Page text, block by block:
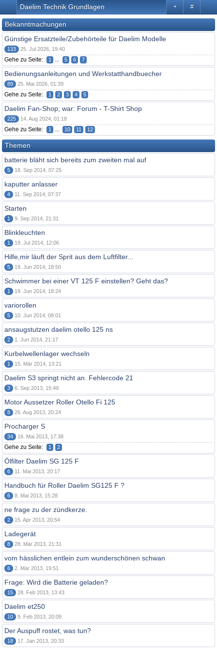
#
+
Daelim Technik Grundlagen
Bekanntmachungen
Günstige Ersatzteile/Zubehörteile für Daelim Modelle
133 25. Jul 2026, 19:40
Gehe zu Seite: 1 ... 5 6 7
Bedienungsanleitungen und Werkstatthandbuecher
89 25. Mai 2026, 01:39
Gehe zu Seite: 1 2 3 4 5
Daelim Fan-Shop; war: Forum - T-Shirt Shop
225 14. Aug 2024, 01:18
Gehe zu Seite: 1 ... 10 11 12
Themen
batterie bläht sich bereits zum zweiten mal auf
5 18. Sep 2014, 07:25
kaputter anlasser
4 11. Sep 2014, 07:37
Starten
1 9. Sep 2014, 21:31
Blinkleuchten
1 19. Jul 2014, 12:06
Hilfe,mir läuft der Sprit aus dem Luftfilter...
5 19. Jun 2014, 18:50
Schwimmer bei einer VT 125 F einstellen? Geht das?
1 19. Jun 2014, 18:24
variorollen
5 10. Jun 2014, 08:01
ansaugstutzen daelim otello 125 ns
2 1. Jun 2014, 21:17
Kurbelwellenlager wechseln
1 15. Mär 2014, 13:21
Daelim S3 springt nicht an. Fehlercode 21
3 6. Sep 2013, 15:49
Motor Aussetzer Roller Otello Fi 125
8 26. Aug 2013, 20:24
Procharger S
34 16. Mai 2013, 17:38
Gehe zu Seite: 1 2
Ölfilter Daelim SG 125 F
6 11. Mai 2013, 20:17
Handbuch für Roller Daelim SG125 F ?
6 8. Mai 2013, 15:28
ne frage zu der zündkerze.
2 15. Apr 2013, 20:54
Ladegerät
8 28. Mär 2013, 21:31
vom hässlichen entlein zum wunderschönen schwan
6 2. Mär 2013, 19:51
Frage: Wird die Batterie geladen?
15 28. Feb 2013, 13:43
Daelim et250
10 9. Feb 2013, 20:09
Der Auspuff rostet, was tun?
18 17. Jan 2013, 20:33